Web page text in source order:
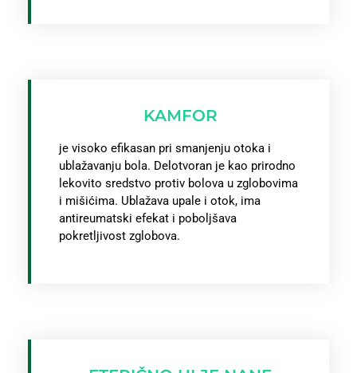
KAMFOR
je visoko efikasan pri smanjenju otoka i
ublažavanju bola. Delotvoran je kao prirodno
lekovito sredstvo protiv bolova u zglobovima
i mišićima. Ublažava upale i otok, ima
antireumatski efekat i poboljšava
pokretljivost zglobova.